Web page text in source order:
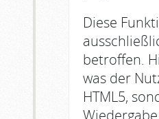
Diese
betroffen.
was der
HTML5,